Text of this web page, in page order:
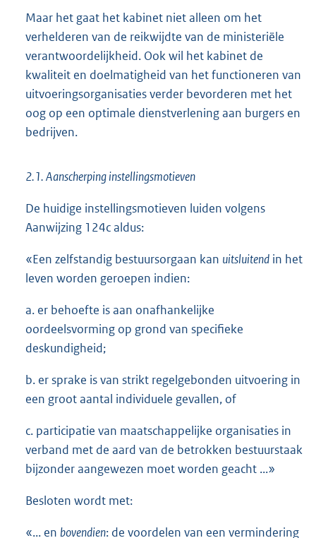
Maar het gaat het kabinet niet alleen om het
verhelderen van de reikwijdte van de ministeriële
verantwoordelijkheid. Ook wil het kabinet de
kwaliteit en doelmatigheid van het functioneren van
uitvoeringsorganisaties verder bevorderen met het
oog op een optimale dienstverlening aan burgers en
bedrijven.
2.1. Aanscherping instellingsmotieven
De huidige instellingsmotieven luiden volgens
Aanwijzing 124c aldus:
«Een zelfstandig bestuursorgaan kan uitsluitend in het
leven worden geroepen indien:
a. er behoefte is aan onafhankelijke
oordeelsvorming op grond van specifieke
deskundigheid;
b. er sprake is van strikt regelgebonden uitvoering in
een groot aantal individuele gevallen, of
c. participatie van maatschappelijke organisaties in
verband met de aard van de betrokken bestuurstaak
bijzonder aangewezen moet worden geacht ...»
Besloten wordt met:
«... en bovendien: de voordelen van een vermindering